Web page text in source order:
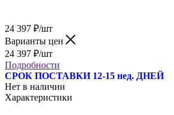
24 397 ₽/шт
Варианты цен
24 397 ₽/шт
Подробности
СРОК ПОСТАВКИ 12-15 нед. ДНЕЙ
Нет в наличии
Характеристики